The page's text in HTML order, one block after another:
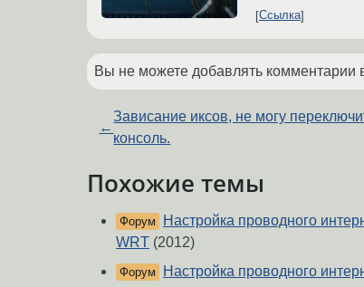
Ссылка
Вы не можете добавлять комментарии
←
Зависание иксов, не могу
консоль.
Похожие темы
Форум
Настройка проводного
WRT (2012)
Форум
Настройка проводного